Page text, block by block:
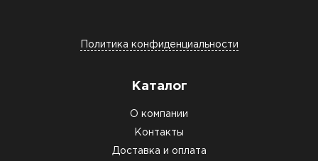
Политика конфиденциальности
Каталог
О компании
Контакты
Доставка и оплата